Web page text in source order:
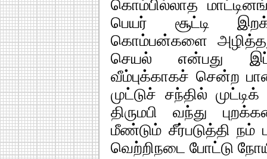
கொம்பில்லாத
பெயர் சூட்டி
கொம்பன்களை
செயல் என்பது
வீம்புக்காகச் சென்ற
முட்டுச் சந்தில்
திருமபி வந்து
மீண்டும் சீர்படுத்தி நம்
வெற்றிநடை போட்டு